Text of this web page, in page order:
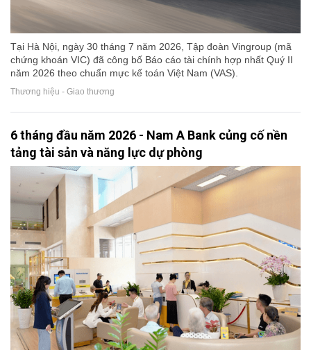
Tại Hà Nội, ngày 30 tháng 7 năm 2026, Tập đoàn Vingroup (mã
chứng khoán VIC) đã công bố Báo cáo tài chính hợp nhất Quý II
năm 2026 theo chuẩn mực kế toán Việt Nam (VAS).
Thương hiệu - Giao thương
6 tháng đầu năm 2026 - Nam A Bank củng cố nền
tảng tài sản và năng lực dự phòng